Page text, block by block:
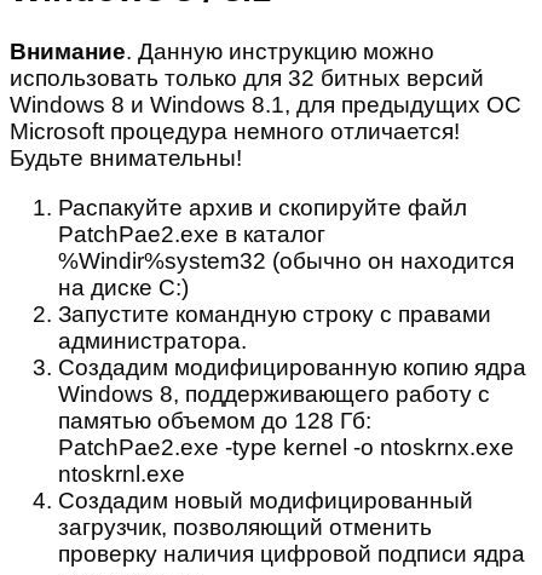
Внимание. Данную инструкцию можно
использовать только для 32 битных версий
Windows 8 и Windows 8.1, для предыдущих ОС
Microsoft процедура немного отличается!
Будьте внимательны!
Распакуйте архив и скопируйте файл
PatchPae2.exe в каталог
%Windir%system32 (обычно он находится
на диске C:)
Запустите командную строку с правами
администратора.
Создадим модифицированную копию ядра
Windows 8, поддерживающего работу с
памятью объемом до 128 Гб:
PatchPae2.exe -type kernel -o ntoskrnx.exe
ntoskrnl.exe
Создадим новый модифицированный
загрузчик, позволяющий отменить
проверку наличия цифровой подписи ядра